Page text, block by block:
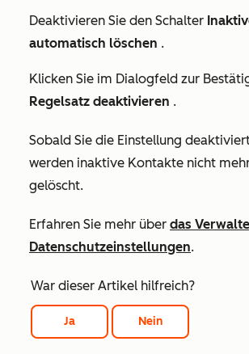
Deaktivieren Sie den Schalter
automatisch löschen .
Klicken Sie im Dialogfeld zur
Regelsatz deaktivieren .
Sobald Sie die Einstellung
werden inaktive Kontakte nicht
gelöscht.
Erfahren Sie mehr über das
Datenschutzeinstellungen.
War dieser Artikel hilfreich?
Ja Nein